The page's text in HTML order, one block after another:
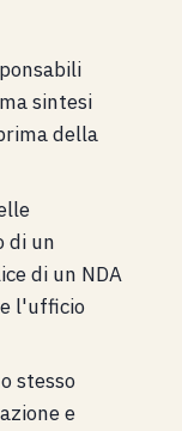
sintesi
della
di un
di un NDA
l'ufficio
stesso
e